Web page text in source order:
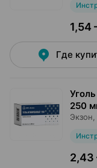
1,54
Где
250
Экзон
2,43